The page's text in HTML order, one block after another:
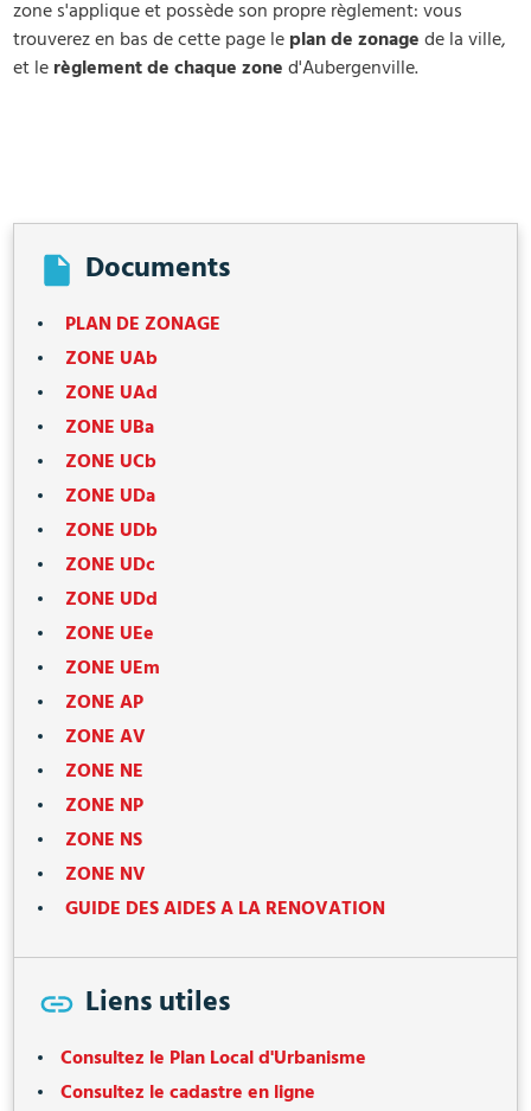
zone s'applique et possède son propre règlement: vous
trouverez en bas de cette page leplan de zonagede la ville,
et lerèglement de chaque zoned'Aubergenville.
Documents
PLAN DE ZONAGE
ZONE UAb
ZONE UAd
ZONE UBa
ZONE UCb
ZONE UDa
ZONE UDb
ZONE UDc
ZONE UDd
ZONE UEe
ZONE UEm
ZONE AP
ZONE AV
ZONE NE
ZONE NP
ZONE NS
ZONE NV
GUIDE DES AIDES A LA RENOVATION
Liens utiles
Consultez le Plan Local d'Urbanisme
Consultez le cadastre en ligne